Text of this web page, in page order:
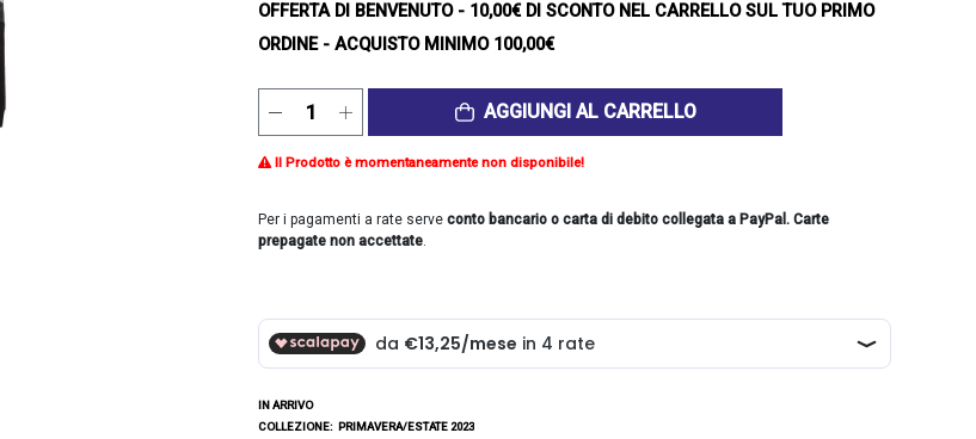
OFFERTA DI BENVENUTO- 10,00€ DI SCONTO NEL CARRELLO SUL TUO PRIMO
ORDINE - ACQUISTO MINIMO 100,00€
AGGIUNGI AL CARRELLO
Il Prodotto è momentaneamente non disponibile!
Per i pagamenti a rate serve conto bancario o carta di debito collegata a PayPal. Carte
prepagate non accettate.
IN ARRIVO
COLLEZIONE: PRIMAVERA/ESTATE 2023